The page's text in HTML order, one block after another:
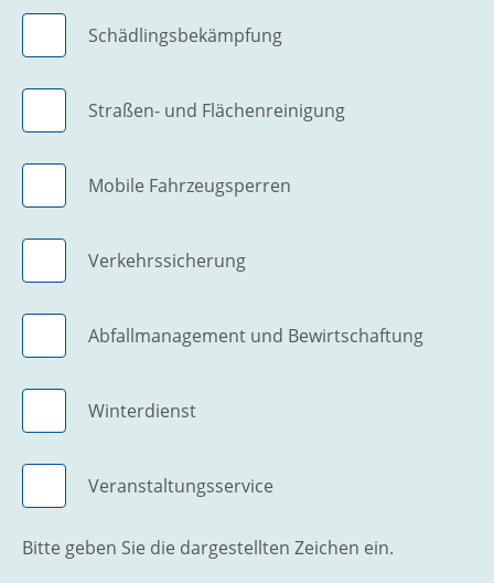
Schädlingsbekämpfung
Straßen- und Flächenreinigung
Mobile Fahrzeugsperren
Verkehrssicherung
Abfallmanagement und Bewirtschaftung
Winterdienst
Veranstaltungsservice
Bitte geben Sie die dargestellten Zeichen ein.